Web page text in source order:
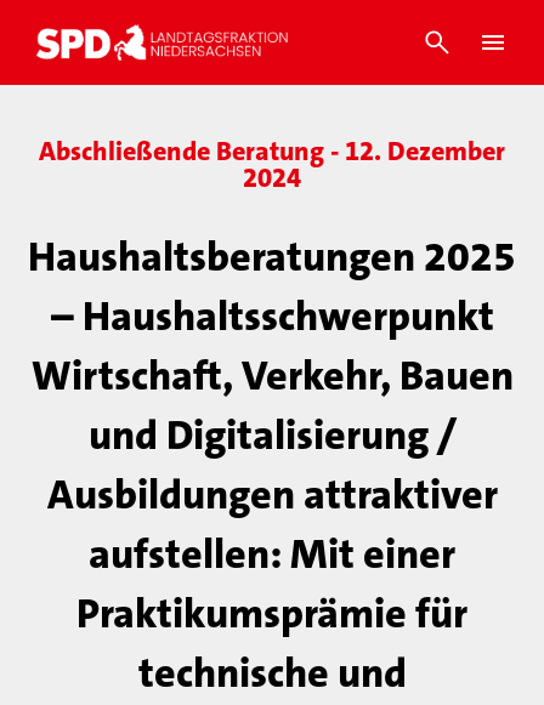
Abschließende Beratung - 12. Dezember
2024
Haushaltsberatungen 2025
– Haushaltsschwerpunkt
Wirtschaft, Verkehr, Bauen
und Digitalisierung /
Ausbildungen attraktiver
aufstellen: Mit einer
Praktikumsprämie für
technische und